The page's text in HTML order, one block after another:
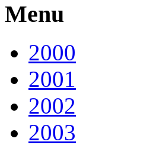
Menu
2000
2001
2002
2003